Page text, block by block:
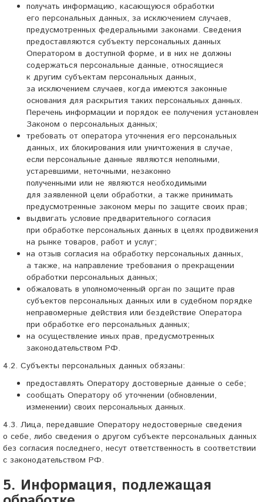
получать информацию, касающуюся обработки
его персональных данных, за исключением случаев,
предусмотренных федеральными законами. Сведения
предоставляются субъекту персональных данных
Оператором в доступной форме, и в них не должны
содержаться персональные данные, относящиеся
к другим субъектам персональных данных,
за исключением случаев, когда имеются законные
основания для раскрытия таких персональных данных.
Перечень информации и порядок ее получения установлен
Законом о персональных данных;
требовать от оператора уточнения его персональных
данных, их блокирования или уничтожения в случае,
если персональные данные являются неполными,
устаревшими, неточными, незаконно
полученными или не являются необходимыми
для заявленной цели обработки, а также принимать
предусмотренные законом меры по защите своих прав;
выдвигать условие предварительного согласия
при обработке персональных данных в целях продвижения
на рынке товаров, работ и услуг;
на отзыв согласия на обработку персональных данных,
а также, на направление требования о прекращении
обработки персональных данных;
обжаловать в уполномоченный орган по защите прав
субъектов персональных данных или в судебном порядке
неправомерные действия или бездействие Оператора
при обработке его персональных данных;
на осуществление иных прав, предусмотренных
законодательством РФ.
4.2. Субъекты персональных данных обязаны:
предоставлять Оператору достоверные данные о себе;
сообщать Оператору об уточнении (обновлении,
изменении) своих персональных данных.
4.3. Лица, передавшие Оператору недостоверные сведения
о себе, либо сведения о другом субъекте персональных данных
без согласия последнего, несут ответственность в соответствии
с законодательством РФ.
5. Информация, подлежащая